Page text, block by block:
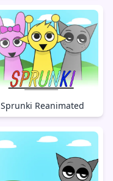
Sprunki Reanimated